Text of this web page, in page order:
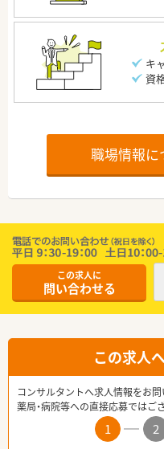
キ
資
職場情報に
この求人に
問い合わせる
この求人
コンサルタントへ求人情報をお問
薬局・病院等への直接応募ではご
1 2